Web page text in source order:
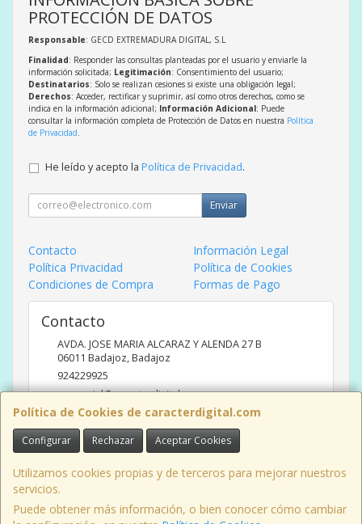
Política de Cookies de caracterdigital.com
Configurar Rechazar Aceptar Cookies
Utilizamos cookies propias y de terceros para mejorar nuestros
servicios.
Puede obtener más información, o bien conocer cómo cambiar
PROTECCIÓN DE DATOS
Responsable: GECD EXTREMADURA DIGITAL, S.L
Finalidad: Responder las consultas planteadas por el usuario y enviarle la
información solicitada; Legitimación: Consentimiento del usuario;
Destinatarios: Solo se realizan cesiones si existe una obligación legal;
Derechos: Acceder, rectificar y suprimir, así como otros derechos, como se
indica en la información adicional; Información Adicional: Puede
consultar la información completa de Protección de Datos en nuestra Política
de Privacidad
He leído y acepto la Política de Privacidad.
Enviar
Contacto
Información Legal
Política Privacidad
Política de Cookies
Condiciones de Compra
Formas de Pago
Contacto
AVDA. JOSE MARIA ALCARAZ Y ALENDA 27 B
06011 Badajoz,Badajoz
924229925
comercial@caracterdigital.com
Horario
DE 10 A 14 HORAS DE MAÑANA, 17 A 20:30 HORAS TARDES